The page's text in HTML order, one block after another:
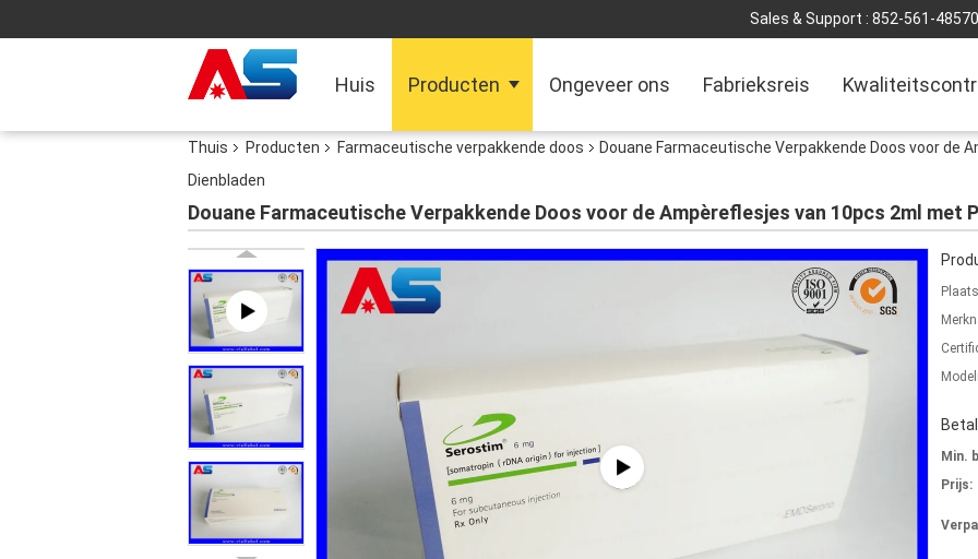
Sales & Support : 852-561-48570
Huis Producten Ongeveer ons Fabrieksreis
Thuis Producten Farmaceutische verpakkende doos
Douane Farmaceutische Verpakkende Doos voor de
Dienbladen
Douane Farmaceutische Verpakkende Doos voor de Ampèreflesjes van 10pcs 2ml met
Min.
Prijs: